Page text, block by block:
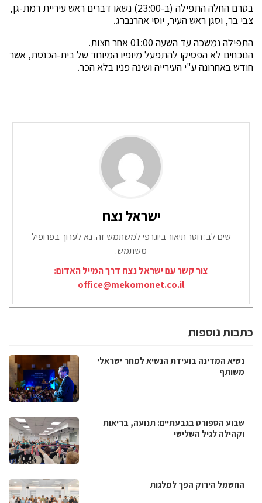
בטרם החלה התפילה (ב-23:00) נשאו דברים ראש עיריית רמת-גן,
צבי בר, וסגן ראש העיר, יוסי אהרנברג.
התפילה נמשכה עד השעה 01:00 אחר חצות.
הנוכחים לא הפסיקו להתפעל מיופיו המיוחד של בית-הכנסת, אשר
חודש באחרונה ע"י העירייה ושינה פניו בלא הכר.
ישראל נצח
שים לב: חסר תיאור ביוגרפי למשתמש זה. נא לערוך בפרופיל
משתמש.
צור קשר עם ישראל נצח דרך המייל האדום:
office@mekomonet.co.il
כתבות נוספות
נשיא המדינה בועידת הנשיא למחר ישראלי
משותף
שבוע הספורט בגבעתיים: תנועה, בריאות
וקהילה לגיל השלישי
החשמל הירוק הפך למלגות